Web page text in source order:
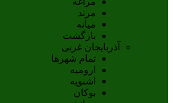
مرند
ميانه
بازگشت
آذربایجان غربی
تمام شهر‌ها
اروميه
اشنويه
بوکان